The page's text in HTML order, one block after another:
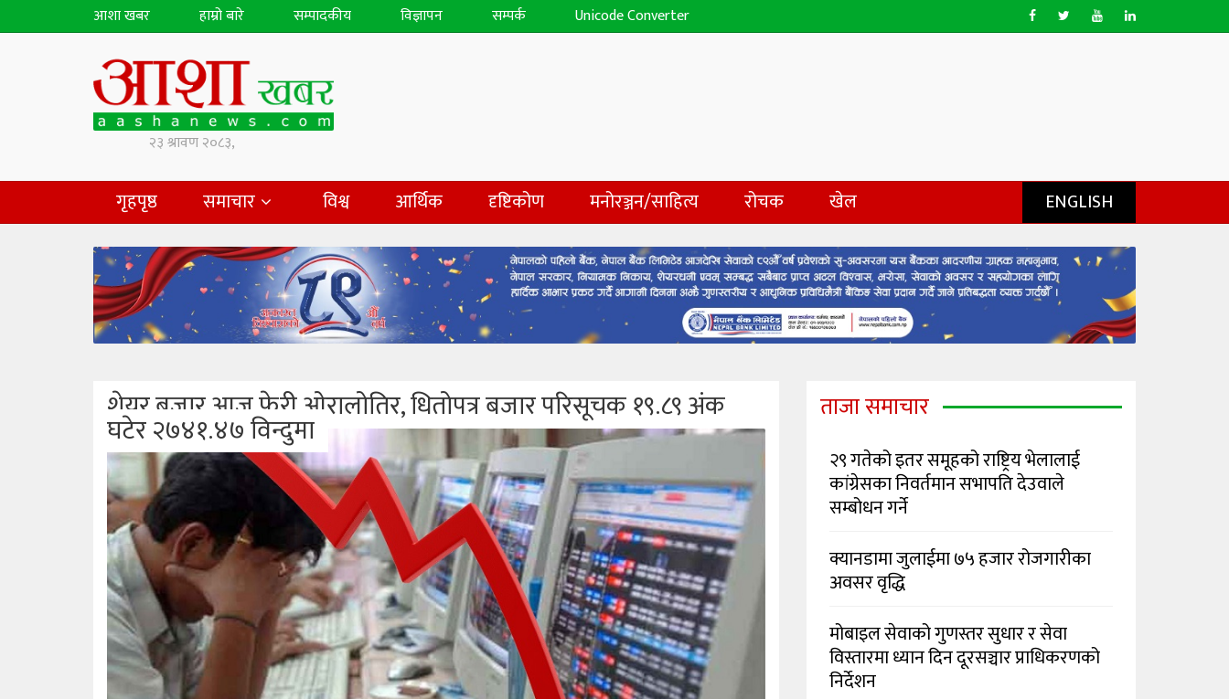
आशा खबर हाम्रो बारे सम्पादकीय विज्ञापन सम्पर्क Unicode Converter
गृहपृष्ठ समाचार विश्व आर्थिक दृष्टिकोण मनोरञ्जन/साहित्य रोचक खेल ENGLISH
शेयर बजार आज फेरी ओरालोतिर, धितोपत्र बजार परिसूचक १९.८९ अंक
घटेर २७४१.४७ विन्दुमा
ताजा समाचार
२९ गतेको इतर समूहको राष्ट्रिय भेलालाई
कांग्रेसका निवर्तमान सभापति देउवाले
सम्बोधन गर्ने
क्यानडामा जुलाईमा ७५ हजार रोजगारीका
अवसर वृद्धि
मोबाइल सेवाको गुणस्तर सुधार र सेवा
विस्तारमा ध्यान दिन दूरसञ्चार प्राधिकरणको
निर्देशन